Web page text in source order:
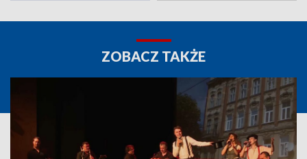
ZOBACZ TAKŻE